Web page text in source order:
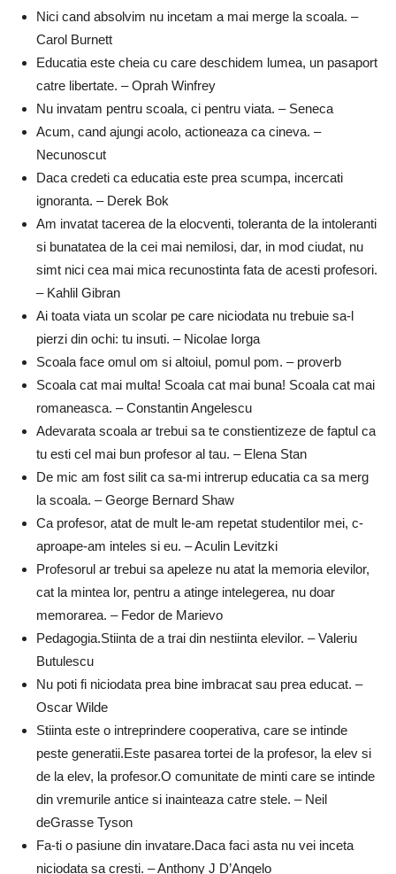
Nici cand absolvim nu incetam a mai merge la scoala. –
Carol Burnett
Educatia este cheia cu care deschidem lumea, un pasaport
catre libertate. – Oprah Winfrey
Nu invatam pentru scoala, ci pentru viata. – Seneca
Acum, cand ajungi acolo, actioneaza ca cineva. –
Necunoscut
Daca credeti ca educatia este prea scumpa, incercati
ignoranta. – Derek Bok
Am invatat tacerea de la elocventi, toleranta de la intoleranti
si bunatatea de la cei mai nemilosi, dar, in mod ciudat, nu
simt nici cea mai mica recunostinta fata de acesti profesori.
– Kahlil Gibran
Ai toata viata un scolar pe care niciodata nu trebuie sa-l
pierzi din ochi: tu insuti. – Nicolae Iorga
Scoala face omul om si altoiul, pomul pom. – proverb
Scoala cat mai multa! Scoala cat mai buna! Scoala cat mai
romaneasca. – Constantin Angelescu
Adevarata scoala ar trebui sa te constientizeze de faptul ca
tu esti cel mai bun profesor al tau. – Elena Stan
De mic am fost silit ca sa-mi intrerup educatia ca sa merg
la scoala. – George Bernard Shaw
Ca profesor, atat de mult le-am repetat studentilor mei, c-
aproape-am inteles si eu. – Aculin Levitzki
Profesorul ar trebui sa apeleze nu atat la memoria elevilor,
cat la mintea lor, pentru a atinge intelegerea, nu doar
memorarea. – Fedor de Marievo
Pedagogia.Stiinta de a trai din nestiinta elevilor. – Valeriu
Butulescu
Nu poti fi niciodata prea bine imbracat sau prea educat. –
Oscar Wilde
Stiinta este o intreprindere cooperativa, care se intinde
peste generatii.Este pasarea tortei de la profesor, la elev si
de la elev, la profesor.O comunitate de minti care se intinde
din vremurile antice si inainteaza catre stele. – Neil
deGrasse Tyson
Fa-ti o pasiune din invatare.Daca faci asta nu vei inceta
niciodata sa cresti. – Anthony J D’Angelo